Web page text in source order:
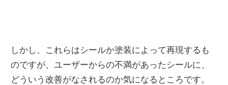
しかし、これらはシールか塗装によって再現するも
のですが、ユーザーからの不満があったシールに、
どういう改善がなされるのか気になるところです。